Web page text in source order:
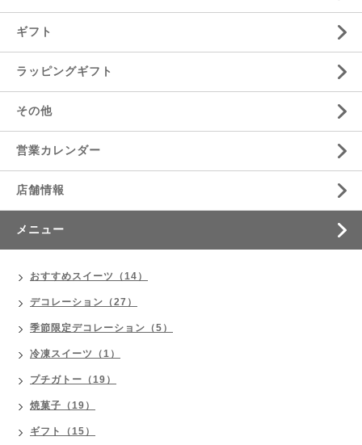
ギフト
ラッピングギフト
その他
営業カレンダー
店舗情報
メニュー
おすすめスイーツ（14）
デコレーション（27）
季節限定デコレーション（5）
冷凍スイーツ（1）
プチガトー（19）
焼菓子（19）
ギフト（15）